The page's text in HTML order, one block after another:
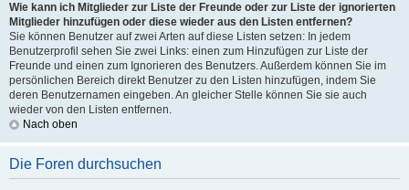
Wie kann ich Mitglieder zur Liste der Freunde oder zur Liste der ignorierten
Mitglieder hinzufügen oder diese wieder aus den Listen entfernen?
Sie können Benutzer auf zwei Arten auf diese Listen setzen: In jedem
Benutzerprofil sehen Sie zwei Links: einen zum Hinzufügen zur Liste der
Freunde und einen zum Ignorieren des Benutzers. Außerdem können Sie im
persönlichen Bereich direkt Benutzer zu den Listen hinzufügen, indem Sie
deren Benutzernamen eingeben. An gleicher Stelle können Sie sie auch
wieder von den Listen entfernen.
Nach oben
Die Foren durchsuchen